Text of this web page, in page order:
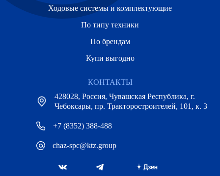
Ходовые системы и комплектующие
По типу техники
По брендам
Купи выгодно
КОНТАКТЫ
428028, Россия, Чувашская Республика, г.
Чебоксары, пр. Тракторостроителей, 101, к. 3
+7 (8352) 388-488
chaz-spc@ktz.group